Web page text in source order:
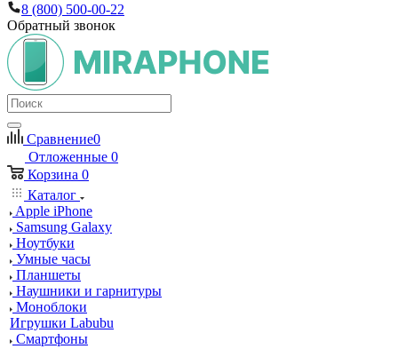
8 (800) 500-00-22
Обратный звонок
Сравнение0
Отложенные 0
Корзина 0
Каталог
Apple iPhone
Samsung Galaxy
Ноутбуки
Умные часы
Планшеты
Наушники и гарнитуры
Моноблоки
Игрушки Labubu
Смартфоны